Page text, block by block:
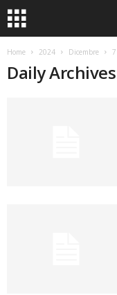
Home 2024 Dicembre 7
Daily